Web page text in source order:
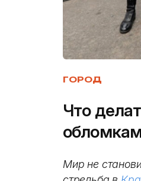
ГОРОД
Что
Мир не